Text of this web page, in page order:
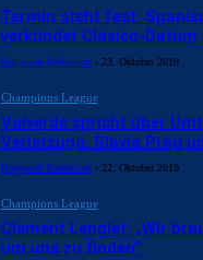
Termin steht fest:
verkündet Clásico-Datum
Barçawelt Redaktion - 23. Oktober 2019
Champions League
Valverde spricht über
Verletzung, Slavia Prag
Barçawelt Redaktion - 22. Oktober 2019
Champions League
Clement Lenglet: „Wir
um uns zu finden“